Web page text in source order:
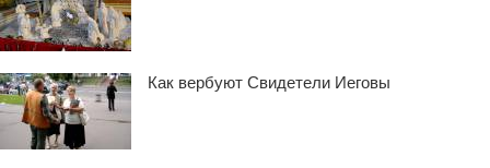
Как вербуют Свидетели Иеговы